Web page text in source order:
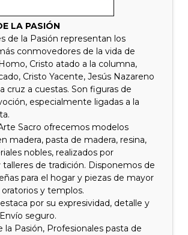
LA PASIÓN
de la Pasión representan los
conmovedores de la vida de
Cristo atado a la columna,
Cristo Yacente, Jesús Nazareno
cruz a cuestas. Son figuras de
especialmente ligadas a la
Sacro ofrecemos modelos
madera, pasta de madera, resina,
nobles, realizados por
de tradición. Disponemos de
para el hogar y piezas de mayor
y templos.
por su expresividad, detalle y
seguro.
la Pasión, Profesionales pasta de